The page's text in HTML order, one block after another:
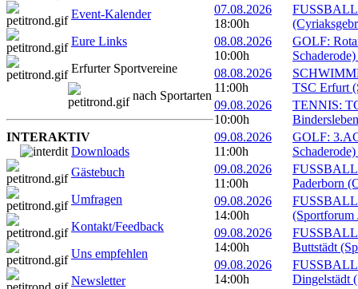
Event-Kalender
Eure Links
Erfurter Sportvereine
nach Sportarten
INTERAKTIV
Downloads
Gästebuch
Umfragen
Kontakt/Feedback
Uns empfehlen
Newsletter
07.08.2026
18:00h
08.08.2026
10:00h
GOLF:
08.08.2026
11:00h
TSC Erfurt
09.08.2026
10:00h
TENNIS:
09.08.2026
11:00h
GOLF:
09.08.2026
11:00h
Paderborn
09.08.2026
14:00h
(Sportforum
09.08.2026
14:00h
Buttstädt
09.08.2026
14:00h
Dingelstädt